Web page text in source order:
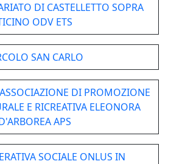
DI CASTELLETTO SOPRA
ODV ETS
SAN CARLO
DI PROMOZIONE
E RICREATIVA ELEONORA
APS
SOCIALE ONLUS IN